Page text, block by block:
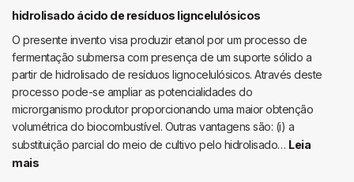
hidrolisado ácido de resíduos ligncelulósicos
O presente invento visa produzir etanol por um processo de
fermentação submersa com presença de um suporte sólido a
partir de hidrolisado de resíduos lignocelulósicos. Através deste
processo pode-se ampliar as potencialidades do
microrganismo produtor proporcionando uma maior obtenção
volumétrica do biocombustível. Outras vantagens são: (i) a
substituição parcial do meio de cultivo pelo hidrolisado… Leia
mais: